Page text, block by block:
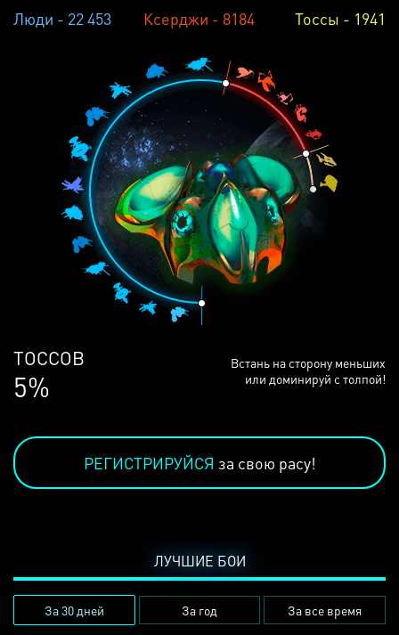
Люди - 22 453 Ксерджи - 8184 Тоссы - 1941
ЛЮДЕЙ
68%
Встань на сторону меньших
или доминируй с толпой!
РЕГИСТРИРУЙСЯ за свою расу!
ЛУЧШИЕ БОИ
За 30 дней За год За все время